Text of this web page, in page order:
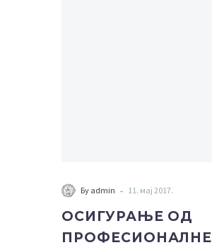
Бy admin - 11. мај 2017.
ОСИГУРАЊЕ ОД
ПРОФЕСИОНАЛНЕ